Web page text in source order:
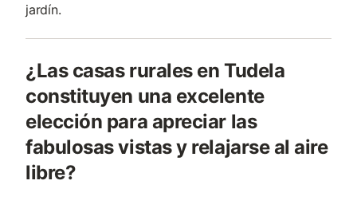
jardín.
¿Las casas rurales en Tudela
constituyen una excelente
elección para apreciar las
fabulosas vistas y relajarse al aire
libre?